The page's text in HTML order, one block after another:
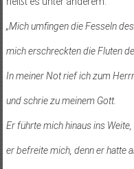
„Mich umfingen die Fesseln
mich erschreckten die Fluten
In meiner Not rief ich zum
und schrie zu meinem Gott.
Er führte mich hinaus ins Weite,
er befreite mich, denn er hatte